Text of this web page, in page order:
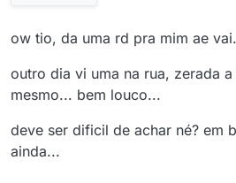
ow tio, da uma rd pra mim ae
outro dia vi uma na rua, zerada
mesmo... bem louco...
deve ser dificil de achar né? em
ainda...